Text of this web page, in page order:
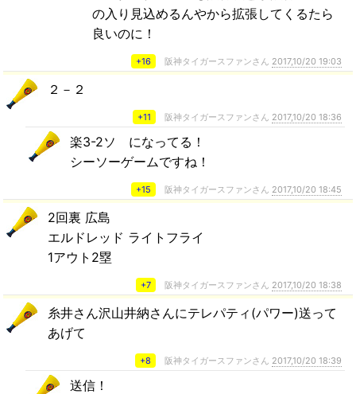
の入り見込めるんやから拡張してくるたら
良いのに！
+16 阪神タイガースファンさん 2017,10/20 19:03
２－２
+11 阪神タイガースファンさん 2017,10/20 18:36
楽3-2ソ になってる！
シーソーゲームですね！
+15 阪神タイガースファンさん 2017,10/20 18:45
2回裏 広島
エルドレッド ライトフライ
1アウト2塁
+7 阪神タイガースファンさん 2017,10/20 18:38
糸井さん沢山井納さんにテレパティ(パワー)送って
あげて
+8 阪神タイガースファンさん 2017,10/20 18:39
送信！